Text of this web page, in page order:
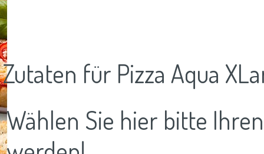
Zutaten für Pizza Aqua
Wählen Sie hier bitte